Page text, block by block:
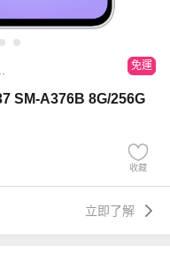
免運
SM-A376B 8G/256G
收藏
立即了解